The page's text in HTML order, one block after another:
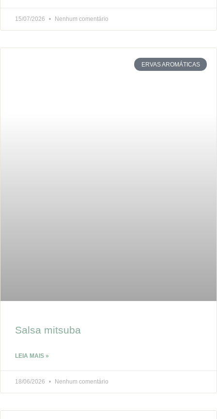
15/07/2026 Nenhum comentário
ERVAS AROMÁTICAS
Salsa mitsuba
LEIA MAIS »
18/06/2026 Nenhum comentário